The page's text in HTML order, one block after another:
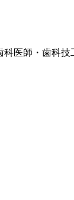
医師・歯科